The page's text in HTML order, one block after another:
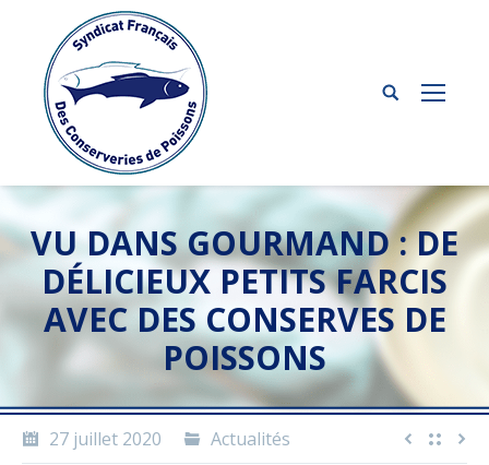
VU DANS GOURMAND : DE
DÉLICIEUX PETITS FARCIS
AVEC DES CONSERVES DE
POISSONS
27 juillet 2020 Actualités